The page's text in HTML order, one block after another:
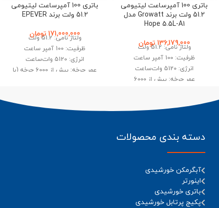
باتری 100 آمپرساعت لیتیومی
51.2 ولت برند Growatt مدل
Hope 5.5L-A1
136,179,000 تومان
ولتاژ نامی: 51.2 ولت
ظرفیت: 100 آمپر ساعت
انرژی: 5120 وات‌ساعت
عمر چرخه: بیش از 6000
باتری 100 آمپرساعت لیتیومی
51.2 ولت برند EPEVER
171,000,000 تومان
ولتاژ نامی: 51.2 ولت
ظرفیت: 100 آمپر ساعت
انرژی: 5120 وات‌ساعت
عمر چرخه: بیش از 6000 چرخه (با
قابلیت کارکرد در دمای 20- تا 60
درجه سانتی‌گراد
دسته بندی محصولات
آبگرمکن خورشیدی
اینورتر
باتری خورشیدی
پکیج پرتابل خورشیدی